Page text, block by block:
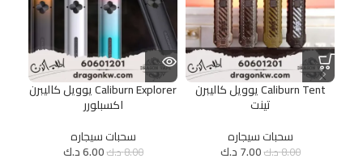
Caliburn Tent يوويل كاليبرن
تينت
سحبات سيجاره
8.00د.ك7.00د.ك
Caliburn Explorer يوويل كاليبرن
اكسبلورر
سحبات سيجاره
8.00د.ك6.00د.ك